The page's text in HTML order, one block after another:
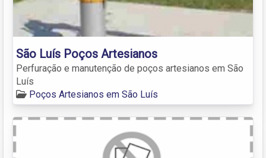
São Luís Poços Artesianos
Perfuração e manutenção de poços artesianos em São
Luís
Poços Artesianos em São Luís